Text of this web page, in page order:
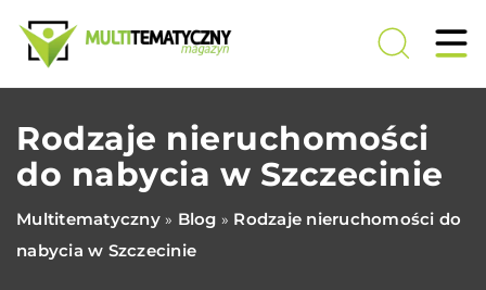
Rodzaje nieruchomości
do nabycia w Szczecinie
Multitematyczny» Blog » Rodzaje nieruchomości do
nabycia w Szczecinie